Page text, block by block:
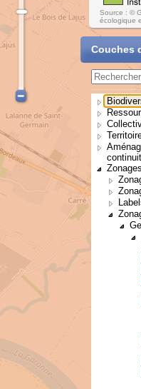
Source : ©
écologique
Couches